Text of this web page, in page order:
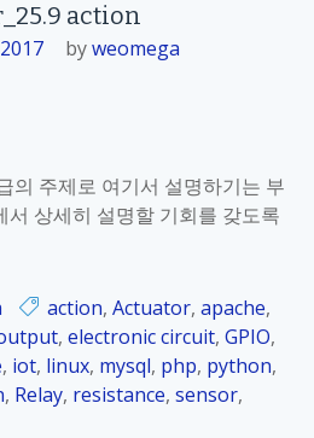
a
s
r
y
_
K
o
r
action
byweomega
의 주제로 여기서 설명하기는 부
서 상세히 설명할 기회를 갖도록
action, Actuator, apache,
, electronic circuit, GPIO,
, iot, linux, mysql, php, python,
, Relay, resistance, sensor,